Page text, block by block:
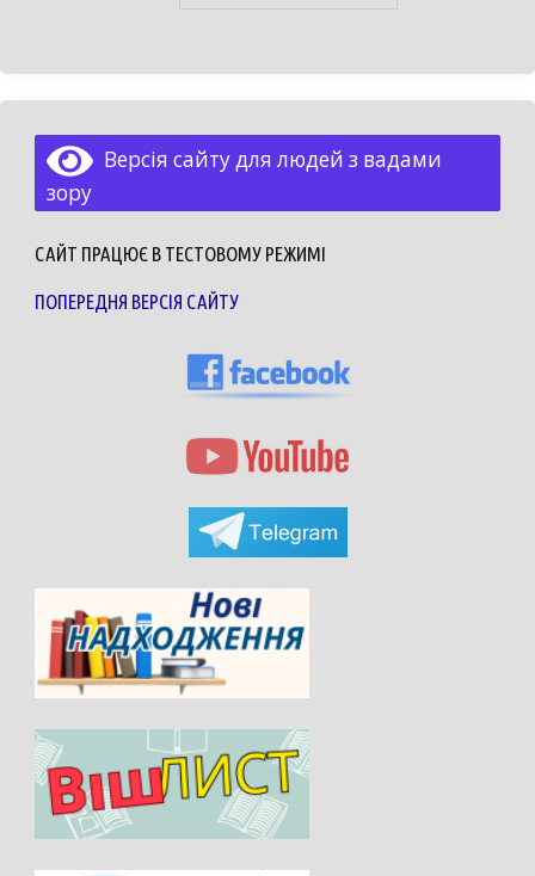
Версія сайту для людей з вадами
зору
САЙТ ПРАЦЮЄ В ТЕСТОВОМУ РЕЖИМІ
ПОПЕРЕДНЯ ВЕРСІЯ САЙТУ